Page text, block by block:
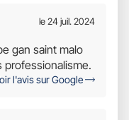
le 24 juil. 2024
gan saint malo
professionalisme.
l'avis sur Google